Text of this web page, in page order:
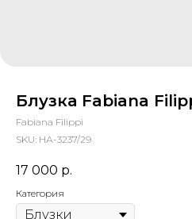
Блузка Fabiana
Fabiana Filippi
SKU: НА-3237/29
17 000 р.
Категория